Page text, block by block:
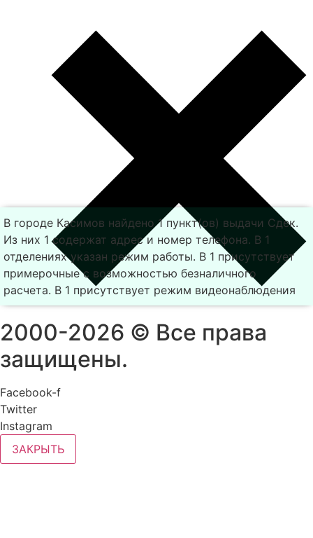
В городе Касимов найдено 1 пункт(ов) выдачи Сдек.
Из них 1 содержат адрес и номер телефона. В 1
отделениях указан режим работы. В 1 присутствует
примерочные с возможностью безналичного
расчета. В 1 присутствует режим видеонаблюдения
2000-2026 © Все права
защищены.
Facebook-f
Twitter
Instagram
ЗАКРЫТЬ